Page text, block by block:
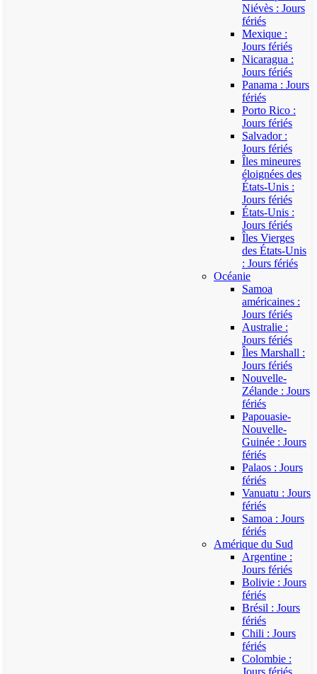
Niévès : Jours
fériés
Mexique :
Jours fériés
Nicaragua :
Jours fériés
Panama : Jours
fériés
Porto Rico :
Jours fériés
Salvador :
Jours fériés
Îles mineures
éloignées des
États-Unis :
Jours fériés
États-Unis :
Jours fériés
Îles Vierges
des États-Unis
: Jours fériés
Océanie
Samoa
américaines :
Jours fériés
Australie :
Jours fériés
Îles Marshall :
Jours fériés
Nouvelle-
Zélande : Jours
fériés
Papouasie-
Nouvelle-
Guinée : Jours
fériés
Palaos : Jours
fériés
Vanuatu : Jours
fériés
Samoa : Jours
fériés
Amérique du Sud
Argentine :
Jours fériés
Bolivie : Jours
fériés
Brésil : Jours
fériés
Chili : Jours
fériés
Colombie :
Jours fériés